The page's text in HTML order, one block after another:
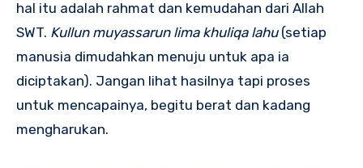
hal itu adalah rahmat dan kemudahan dari Allah
SWT. Kullun muyassarun lima khuliqa lahu (setiap
manusia dimudahkan menuju untuk apa ia
diciptakan). Jangan lihat hasilnya tapi proses
untuk mencapainya, begitu berat dan kadang
mengharukan.